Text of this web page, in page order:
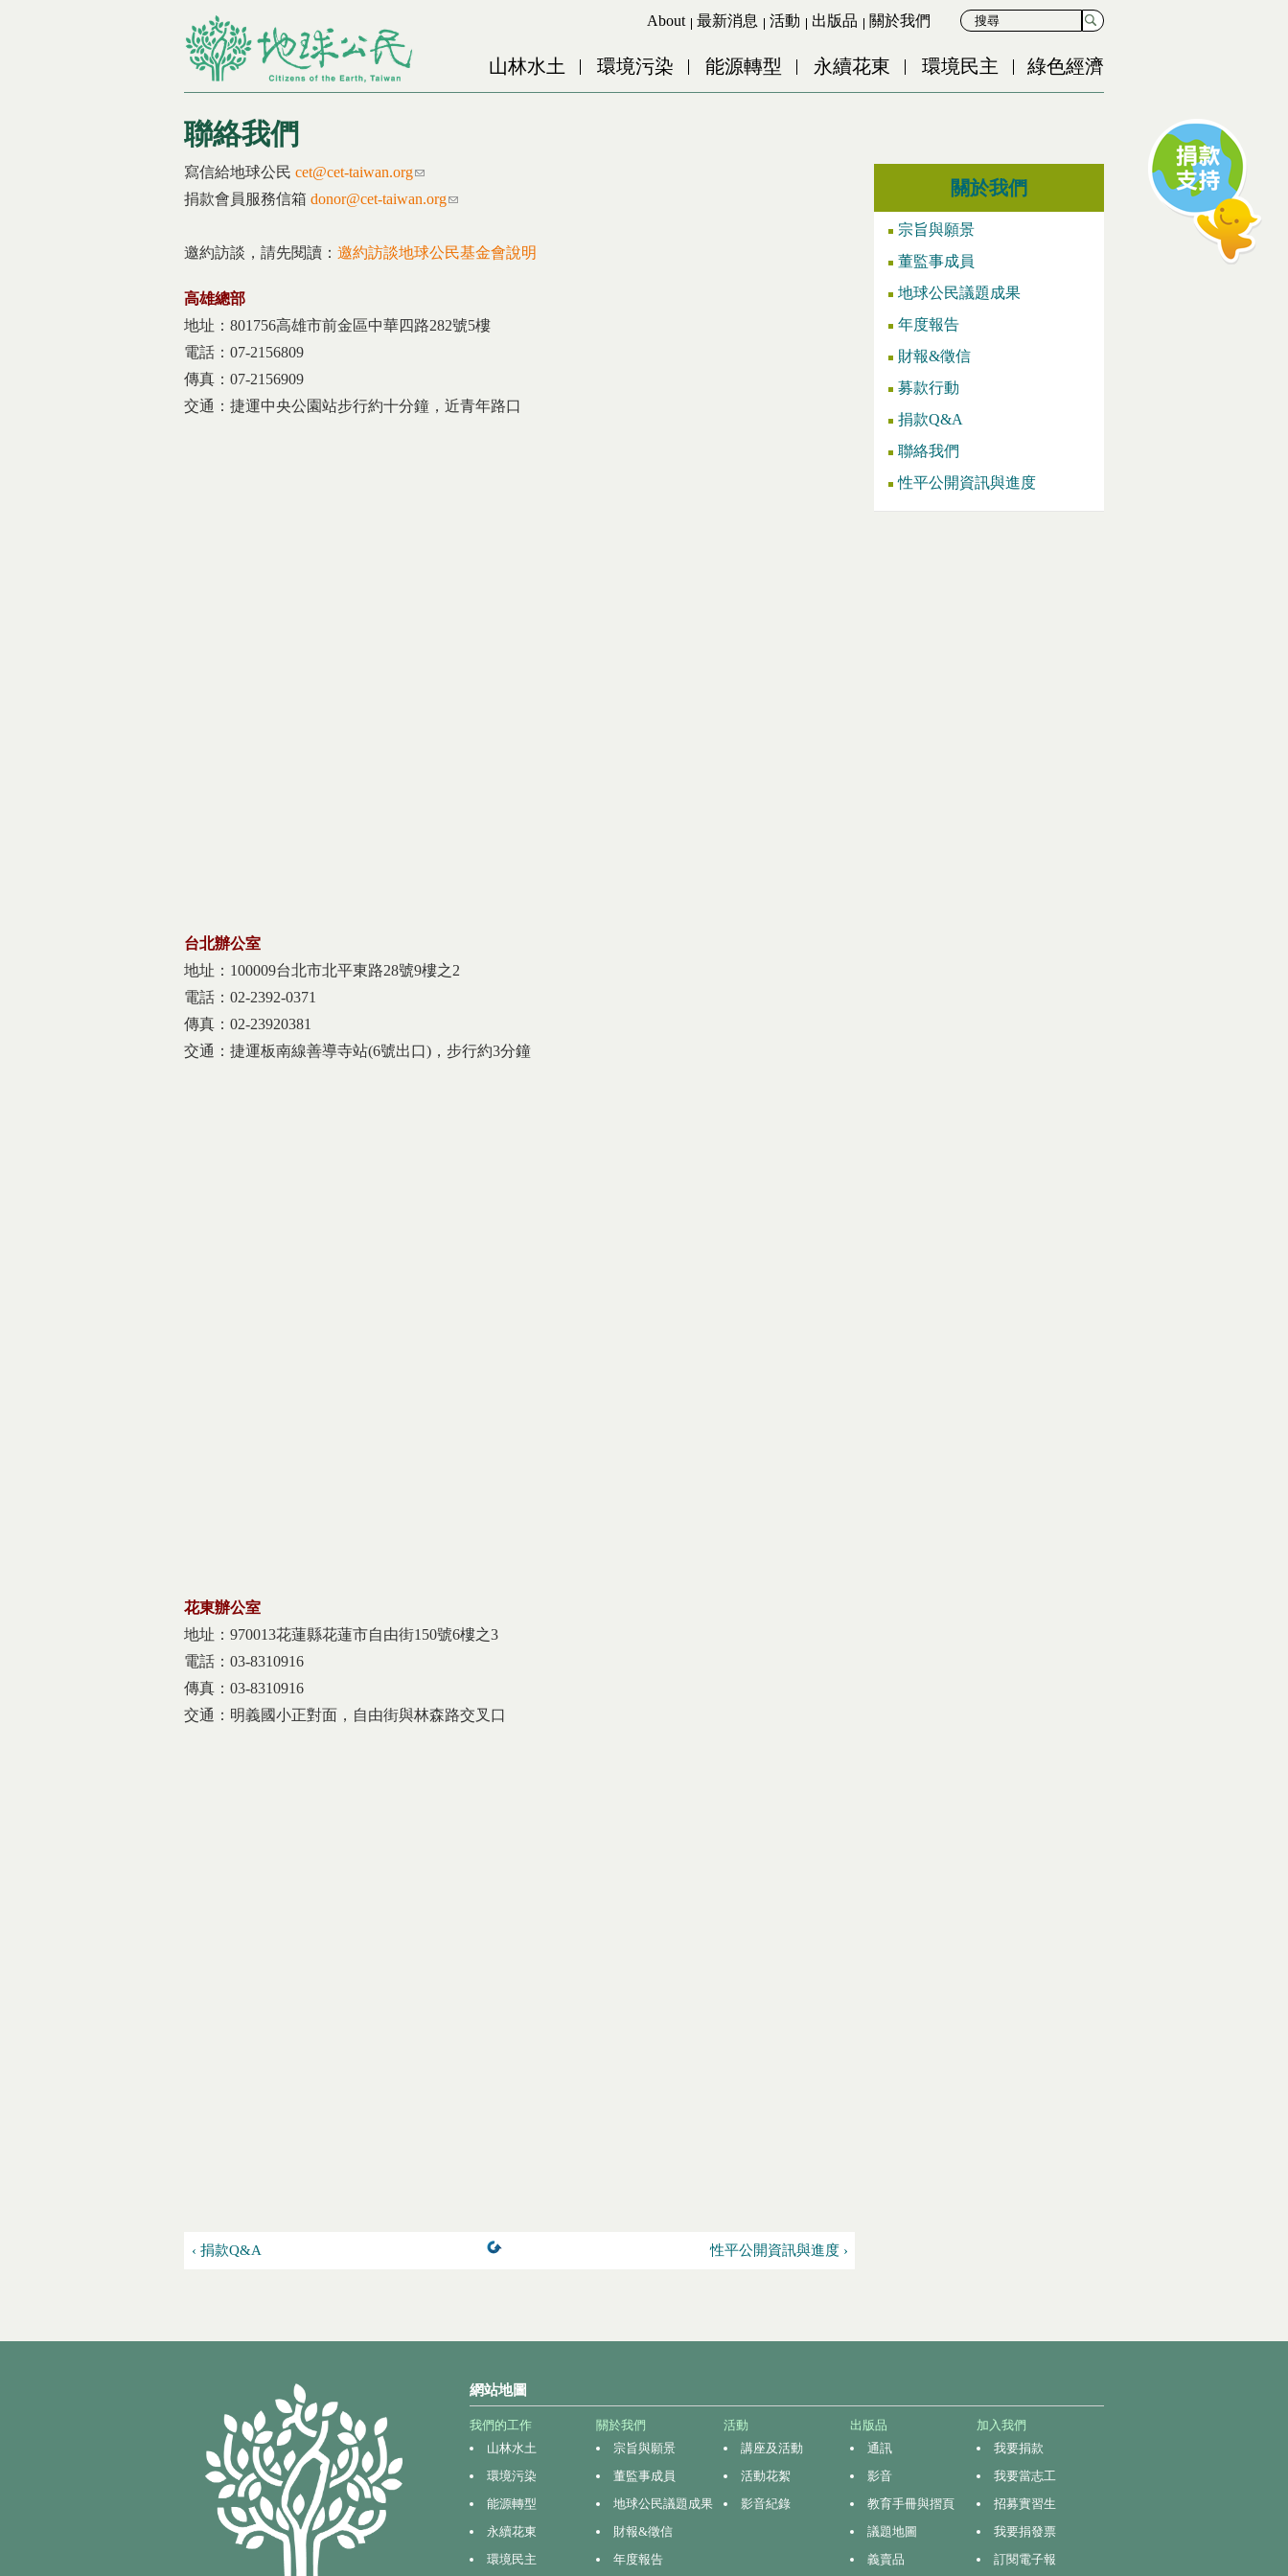
Jump to Navigation
Jump to Main content
About 最新消息 活動 出版品 關於我們
山林水土 環境污染 能源轉型 永續花東 環境民主 綠色經濟
聯絡我們
您在這裡
寫信給地球公民 cet@cet-taiwan.org(link sends e-mail)
捐款會員服務信箱 donor@cet-taiwan.org(link sends e-mail)
邀約訪談，請先閱讀： 邀約訪談地球公民基金會說明
高雄總部
地址：801756高雄市前金區中華四路282號5樓
電話：07-2156809
傳真：07-2156909
交通：捷運中央公園站步行約十分鐘，近青年路口
台北辦公室
地址：100009台北市北平東路28號9樓之2
電話：02-2392-0371
傳真：02-23920381
交通：捷運板南線善導寺站(6號出口)，步行約3分鐘
花東辦公室
地址：970013花蓮縣花蓮市自由街150號6樓之3
電話：03-8310916
傳真：03-8310916
交通：明義國小正對面，自由街與林森路交叉口
‹ 捐款Q&A 性平公開資訊與進度 ›
關於我們
宗旨與願景
董監事成員
地球公民議題成果
年度報告
財報&徵信
募款行動
捐款Q&A
聯絡我們
性平公開資訊與進度
網站地圖
我們的工作
山林水土
環境污染
能源轉型
永續花東
環境民主
關於我們
宗旨與願景
董監事成員
地球公民議題成果
財報&徵信
年度報告
活動
講座及活動
活動花絮
影音紀錄
出版品
通訊
影音
教育手冊與摺頁
議題地圖
義賣品
加入我們
我要捐款
我要當志工
招募實習生
我要捐發票
訂閱電子報